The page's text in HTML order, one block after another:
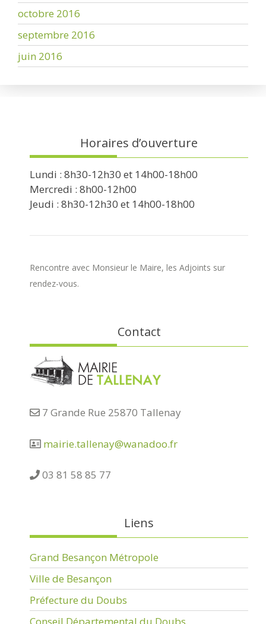
octobre 2016
septembre 2016
juin 2016
Horaires d’ouverture
Lundi : 8h30-12h30 et 14h00-18h00
Mercredi : 8h00-12h00
Jeudi : 8h30-12h30 et 14h00-18h00
Rencontre avec Monsieur le Maire, les Adjoints sur
rendez-vous.
Contact
7 Grande Rue 25870 Tallenay
mairie.tallenay@wanadoo.fr
03 81 58 85 77
Liens
Grand Besançon Métropole
Ville de Besançon
Préfecture du Doubs